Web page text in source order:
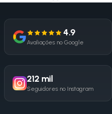
4.9
Avaliações no Google
212 mil
Seguidores no Instagram